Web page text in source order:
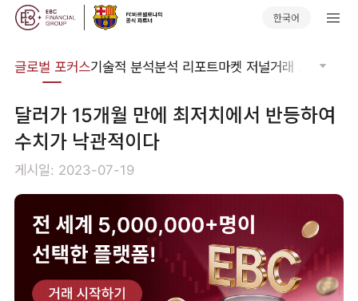
한국어
글로벌 포커스기술적 분석분석 리포트마켓 저널거래 소프트웨어
달러가 15개월 만에 최저치에서 반등하여
수치가 낙관적이다
게시일: 2023-07-19